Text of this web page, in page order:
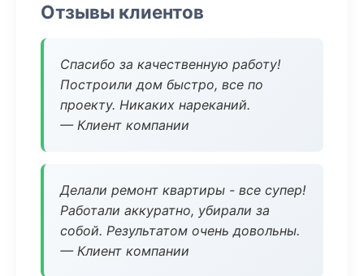
Отзывы клиентов
Спасибо за качественную работу!
Построили дом быстро, все по
проекту. Никаких нареканий.
— Клиент компании
Делали ремонт квартиры - все супер!
Работали аккуратно, убирали за
собой. Результатом очень довольны.
— Клиент компании